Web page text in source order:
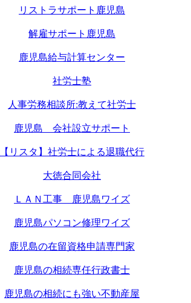
リストラサポート鹿児島
解雇サポート鹿児島
鹿児島給与計算センター
社労士塾
人事労務相談所:教えて社労士
鹿児島 会社設立サポート
【リスタ】社労士による退職代行
大徳合同会社
ＬＡＮ工事 鹿児島ワイズ
鹿児島パソコン修理ワイズ
鹿児島の在留資格申請専門家
鹿児島の相続専任行政書士
鹿児島の相続にも強い不動産屋